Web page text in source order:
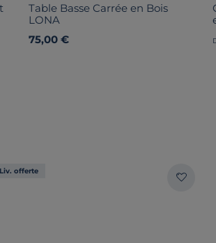
Table Basse Carrée en Bois
LONA
75,00 €
Liv. offerte